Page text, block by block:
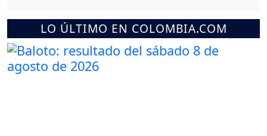
LO ÚLTIMO EN COLOMBIA.COM